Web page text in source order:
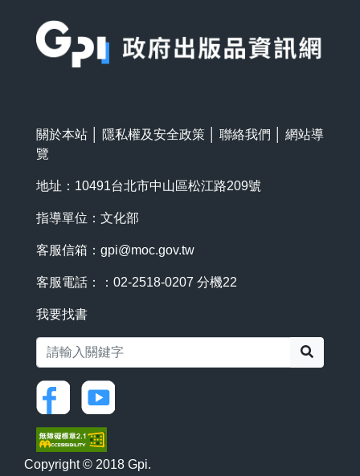
關於本站 隱私權及安全政策 聯絡我們
網站導
覽
地址：10491台北市中山區松江路209號
指導單位：文化部
客服信箱： gpi@moc.gov.tw
客服電話：：02-2518-0207 分機22
我要找書
Copyright © 2018 Gpi.